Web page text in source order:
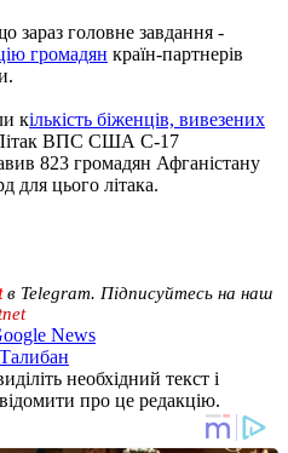
зараз головне завдання -
громадян країн-партнерів
кількість біженців, вивезених
ВПС США C-17
823 громадян Афганістану
для цього літака.
в Telegram. Підписуйтесь на наш
News
Талибан
необхідний текст і
про це редакцію.